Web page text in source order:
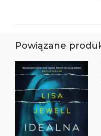
Powiązane